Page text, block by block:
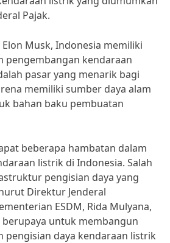
Pajak.
Elon Musk, Indonesia memiliki
pengembangan kendaraan
pasar yang menarik bagi
memiliki sumber daya alam
bahan baku pembuatan
beberapa hambatan dalam
listrik di Indonesia. Salah
pengisian daya yang
Direktur Jenderal
ESDM, Rida Mulyana,
untuk membangun
pengisian daya kendaraan listrik